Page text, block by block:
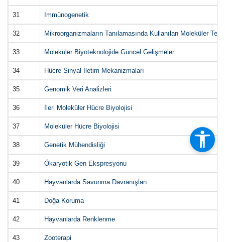
31 Immünogenetik
32 Mikroorganizmaların Tanılamasında Kullanılan Moleküler
33 Moleküler Biyoteknolojide Güncel Gelişmeler
34 Hücre Sinyal İletim Mekanizmaları
35 Genomik Veri Analizleri
36 İleri Moleküler Hücre Biyolojisi
37 Moleküler Hücre Biyolojisi
38 Genetik Mühendisliği
39 Ökaryotik Gen Ekspresyonu
40 Hayvanlarda Savunma Davranışları
41 Doğa Koruma
42 Hayvanlarda Renklenme
43 Zooterapi